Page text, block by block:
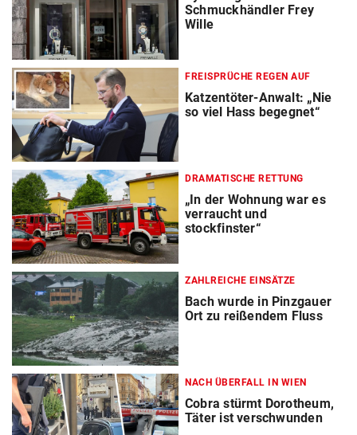
Schmuckhändler Frey
Wille
FREISPRÜCHE REGEN AUF
Katzentöter-Anwalt: „Nie
so viel Hass begegnet“
DRAMATISCHE RETTUNG
„In der Wohnung war es
verraucht und
stockfinster“
ZAHLREICHE EINSÄTZE
Bach wurde in Pinzgauer
Ort zu reißendem Fluss
NACH ÜBERFALL IN WIEN
Cobra stürmt Dorotheum,
Täter ist verschwunden